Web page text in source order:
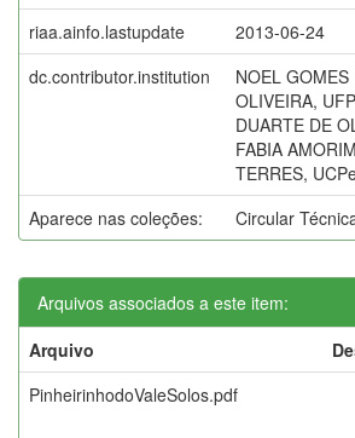
riaa.ainfo.lastupdate
2013-06-24
dc.contributor.institution
NOEL GOMES
OLIVEIRA,
DUARTE DE
FABIA
TERRES,
Aparece nas coleções:
Circular
Arquivos associados a este item:
Arquivo
PinheirinhodoValeSolos.pdf